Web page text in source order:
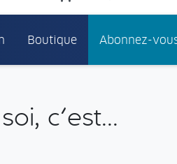
Boutique Abonnez-
c'est...